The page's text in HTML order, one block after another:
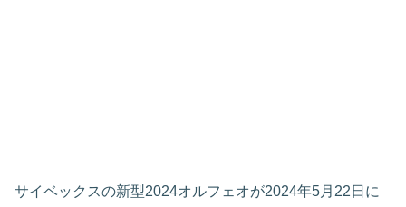
サイベックスの新型2024オルフェオが2024年5月22日に